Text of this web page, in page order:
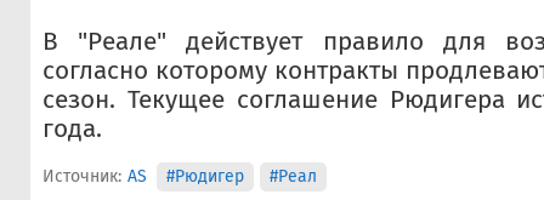
В "Реале" действует правило для
согласно которому контракты
сезон. Текущее соглашение Рюдигера
года.
Источник: AS #Рюдигер #Реал